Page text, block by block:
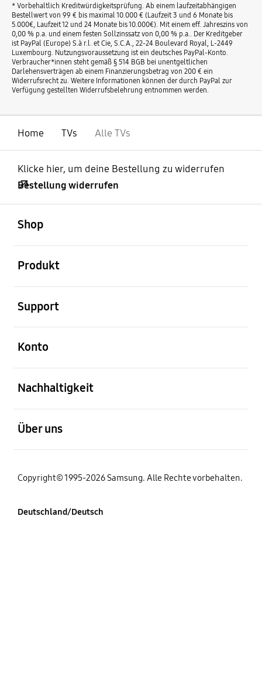
* Vorbehaltlich Kreditwürdigkeitsprüfung. Ab einem laufzeitabhängigen
Bestellwert von 99 € bis maximal 10.000 € (Laufzeit 3 und 6 Monate bis
5.000€, Laufzeit 12 und 24 Monate bis 10.000€). Mit einem eff. Jahreszins von
0,00 % p.a. und einem festen Sollzinssatz von 0,00 % p.a.. Der Kreditgeber
ist PayPal (Europe) S.à r.l. et Cie, S.C.A., 22-24 Boulevard Royal, L-2449
Luxembourg. Nutzungsvoraussetzung ist ein deutsches PayPal-Konto.
Verbraucher*innen steht gemäß § 514 BGB bei unentgeltlichen
Darlehensverträgen ab einem Finanzierungsbetrag von 200 € ein
Widerrufsrecht zu. Weitere Informationen können der durch PayPal zur
Verfügung gestellten Widerrufsbelehrung entnommen werden.
Home TVs Alle TVs
Klicke hier, um deine Bestellung zu widerrufen
Bestellung widerrufen
Shop
Produkt
Support
Konto
Nachhaltigkeit
Über uns
Copyright© 1995-2026 Samsung. Alle Rechte vorbehalten.
Deutschland/Deutsch